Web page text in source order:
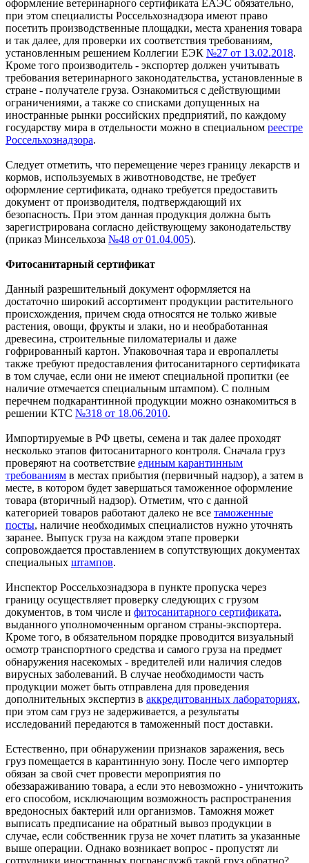
оформление ветеринарного сертификата ЕАЭС обязательно,
при этом специалисты Россельхознадзора имеют право
посетить производственные площадки, места хранения товара
и так далее, для проверки их соответствия требованиям,
установленным решением Коллегии ЕЭК №27 от 13.02.2018.
Кроме того производитель - экспортер должен учитывать
требования ветеринарного законодательства, установленные в
стране - получателе груза. Ознакомиться с действующими
ограничениями, а также со списками допущенных на
иностранные рынки российских предприятий, по каждому
государству мира в отдельности можно в специальном реестре
Россельхознадзора.
Следует отметить, что перемещение через границу лекарств и
кормов, используемых в животноводстве, не требует
оформление сертификата, однако требуется предоставить
документ от производителя, подтверждающий их
безопасность. При этом данная продукция должна быть
зарегистрирована согласно действующему законодательству
(приказ Минсельхоза №48 от 01.04.005).
Фитосанитарный сертификат
Данный разрешительный документ оформляется на
достаточно широкий ассортимент продукции растительного
происхождения, причем сюда относятся не только живые
растения, овощи, фрукты и злаки, но и необработанная
древесина, строительные пиломатериалы и даже
гофрированный картон. Упаковочная тара и европаллеты
также требуют предоставления фитосанитарного сертификата
в том случае, если они не имеют специальной пропитки (ее
наличие отмечается специальным штампом). С полным
перечнем подкарантинной продукции можно ознакомиться в
решении КТС №318 от 18.06.2010.
Импортируемые в РФ цветы, семена и так далее проходят
несколько этапов фитосанитарного контроля. Сначала груз
проверяют на соответствие единым карантинным
требованиям в местах прибытия (первичный надзор), а затем в
месте, в котором будет завершаться таможенное оформление
товара (вторичный надзор). Отметим, что с данной
категорией товаров работают далеко не все таможенные
посты, наличие необходимых специалистов нужно уточнять
заранее. Выпуск груза на каждом этапе проверки
сопровождается проставлением в сопутствующих документах
специальных штампов.
Инспектор Россельхознадзора в пункте пропуска через
границу осуществляет проверку следующих с грузом
документов, в том числе и фитосанитарного сертификата,
выданного уполномоченным органом страны-экспортера.
Кроме того, в обязательном порядке проводится визуальный
осмотр транспортного средства и самого груза на предмет
обнаружения насекомых - вредителей или наличия следов
вирусных заболеваний. В случае необходимости часть
продукции может быть отправлена для проведения
дополнительных экспертиз в аккредитованных лабораториях,
при этом сам груз не задерживается, а результаты
исследований передаются в таможенный пост доставки.
Естественно, при обнаружении признаков заражения, весь
груз помещается в карантинную зону. После чего импортер
обязан за свой счет провести мероприятия по
обеззараживанию товара, а если это невозможно - уничтожить
его способом, исключающим возможность распространения
вредоносных бактерий или организмов. Таможня может
выписать предписание на обратный вывоз продукции в
случае, если собственник груза не хочет платить за указанные
выше операции. Однако возникает вопрос - пропустят ли
сотрудники иностранных погранслужб такой груз обратно?